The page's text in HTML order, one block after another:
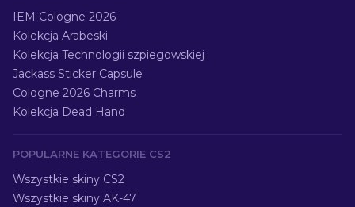
IEM Cologne 2026
Kolekcja Arabeski
Kolekcja Technologii szpiegowskiej
Jackass Sticker Capsule
Cologne 2026 Charms
Kolekcja Dead Hand
POPULARNE KATEGORIE CS2
Wszystkie skiny CS2
Wszystkie skiny AK-47